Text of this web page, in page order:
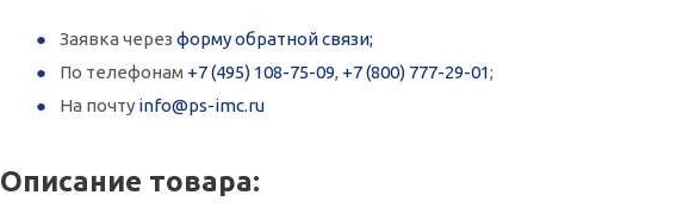
Заявка через форму обратной связи;
По телефонам +7 (495) 108-75-09, +7 (800) 777-29-01;
На почту info@ps-imc.ru
Описание товара: